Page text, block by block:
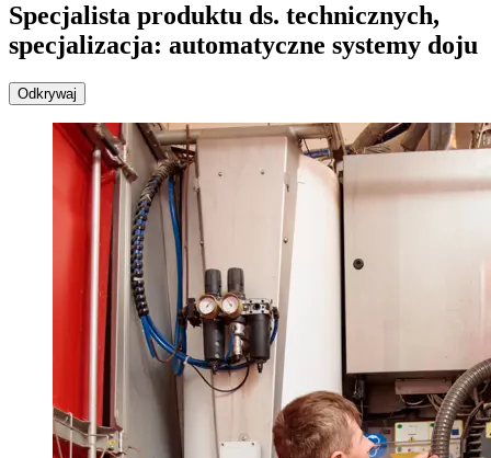
Specjalista produktu ds. technicznych,
specjalizacja: automatyczne systemy doju
Odkrywaj